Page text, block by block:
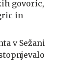
govoric,
in
v Sežani